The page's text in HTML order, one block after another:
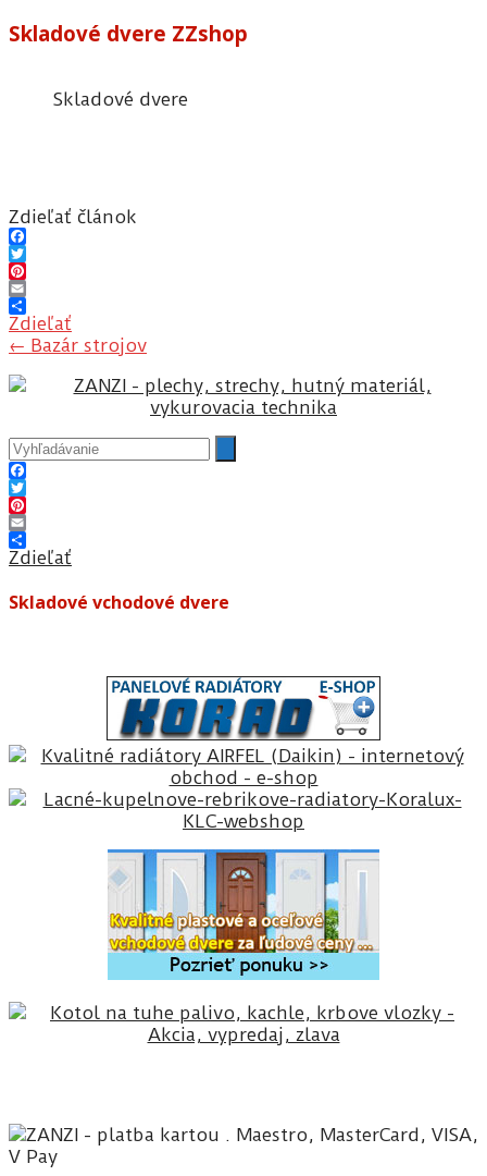
Skladové dvere ZZshop
Skladové dvere
Zdieľať článok
Facebook
Twitter
Pinterest
Email
Zdieľať
Post
navigation
← Bazár strojov
Facebook
Twitter
Pinterest
Email
Zdieľať
Skladové vchodové dvere